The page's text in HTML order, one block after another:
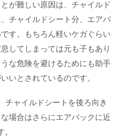
が難しい原因は、チャイルド
チャイルドシート分、エアバ
す。もちろん軽いケガぐらい
してしまっては元も子もあり
な危険を避けるためにも助手
いとされているのです。
チャイルドシートを後ろ向き
場合はさらにエアバックに近